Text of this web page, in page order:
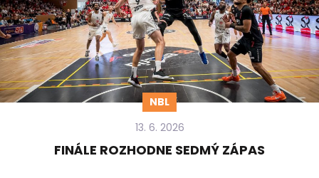
NBL
13. 6. 2026
FINÁLE ROZHODNE SEDMÝ ZÁPAS